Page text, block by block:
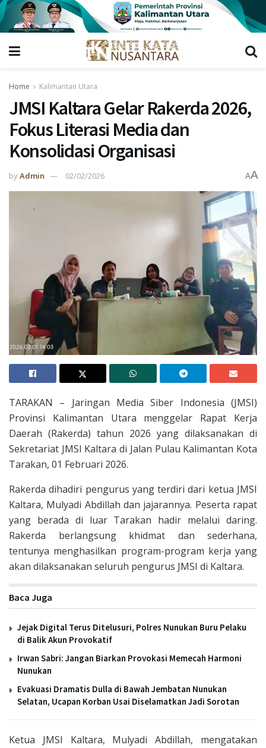
Home Kalimantan Utara
JMSI Kaltara Gelar Rakerda 2026,
Fokus Literasi Media dan
Konsolidasi Organisasi
byAdmin 02/02/2026 AA
TARAKAN – Jaringan Media Siber Indonesia (JMSI)
Provinsi Kalimantan Utara menggelar Rapat Kerja
Daerah (Rakerda) tahun 2026 yang dilaksanakan di
Sekretariat JMSI Kaltara di Jalan Pulau Kalimantan Kota
Tarakan, 01 Februari 2026.
Rakerda dihadiri pengurus yang terdiri dari ketua JMSI
Kaltara, Mulyadi Abdillah dan jajarannya. Peserta rapat
yang berada di luar Tarakan hadir melalui daring.
Rakerda berlangsung khidmat dan sederhana,
tentunya menghasilkan program-program kerja yang
akan dilaksanakan seluruh pengurus JMSI di Kaltara.
Baca Juga
Jejak Digital Terus Ditelusuri, Polres Nunukan Buru Pelaku
di Balik Akun Provokatif
Irwan Sabri: Jangan Biarkan Provokasi Memecah Harmoni
Nunukan
Evakuasi Dramatis Dulla di Bawah Jembatan Nunukan
Selatan, Ucapan Korban Usai Diselamatkan Jadi Sorotan
Ketua JMSI Kaltara, Mulyadi Abdillah, mengatakan